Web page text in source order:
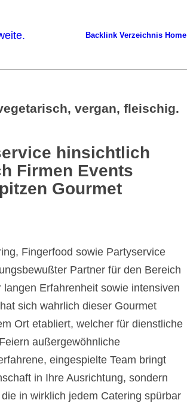
Backlink Verzeichnis Home
vergan, fleischig.
hinsichtlich
Firmen Events
Gourmet
Fingerfood sowie Partyservice
Partner für den Bereich
Erfahrenheit sowie intensiven
sich wahrlich dieser Gourmet
Ort etabliert, welcher für dienstliche
außergewöhnliche
eingespielte Team bringt
in Ihre Ausrichtung, sondern
in wirklich jedem Catering spürbar